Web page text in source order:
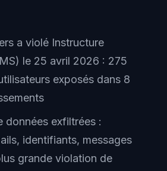
a violé Instructure
le 25 avril 2026 : 275
exposés dans 8
données exfiltrées :
identifiants, messages
grande violation de